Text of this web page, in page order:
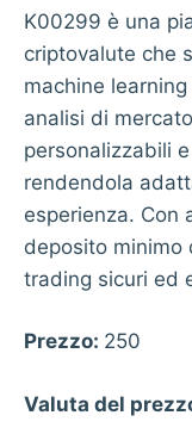
K00299 è una
criptovalute che
machine
analisi di
personalizzabili
rendendola
esperienza. Con
deposito minimo
trading sicuri ed
Prezzo: 250
Valuta del